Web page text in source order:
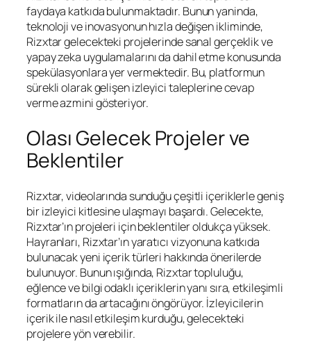
faydaya katkıda bulunmaktadır. Bunun yaninda,
teknoloji ve inovasyonun hızla değişen ikliminde,
Rizxtar gelecekteki projelerinde sanal gerçeklik ve
yapay zeka uygulamalarını da dahil etme konusunda
spekülasyonlara yer vermektedir. Bu, platformun
sürekli olarak gelişen izleyici taleplerine cevap
verme azmini gösteriyor.
Olası Gelecek Projeler ve
Beklentiler
Rizxtar, videolarında sunduğu çeşitli içeriklerle geniş
bir izleyici kitlesine ulaşmayı başardı. Gelecekte,
Rizxtar’ın projeleri için beklentiler oldukça yüksek.
Hayranları, Rizxtar’ın yaratıcı vizyonuna katkıda
bulunacak yeni içerik türleri hakkında önerilerde
bulunuyor. Bunun ışığında, Rizxtar topluluğu,
eğlence ve bilgi odaklı içeriklerin yanı sıra, etkileşimli
formatların da artacağını öngörüyor. İzleyicilerin
içerik ile nasıl etkileşim kurduğu, gelecekteki
projelere yön verebilir.